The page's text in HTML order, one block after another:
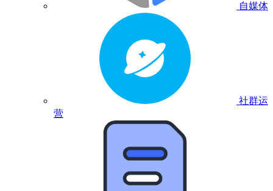
自媒体
社群运
营